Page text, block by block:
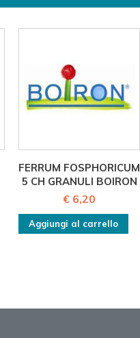
FERRUM FOSPHORICUM
5 CH GRANULI BOIRON
€ 6,20
Aggiungi al carrello